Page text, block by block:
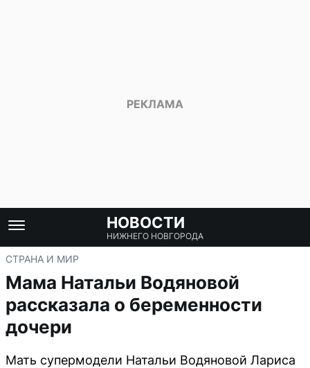
НОВОСТИ
НИЖНЕГО НОВГОРОДА
СТРАНА И МИР
Мама Натальи Водяновой
рассказала о беременности
дочери
Мать супермодели Натальи Водяновой Лариса